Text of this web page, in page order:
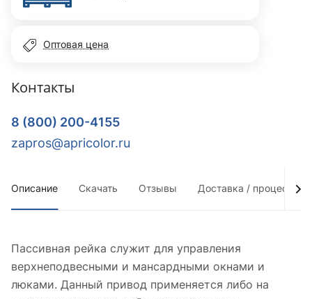
Оптовая цена
Контакты
8 (800) 200-4155
zapros@apricolor.ru
Описание Скачать Отзывы Доставка / процесс
Пассивная рейка служит для управления
верхнеподвесными и мансардными окнами и
люками. Данный привод применяется либо на